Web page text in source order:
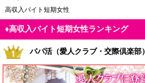
高収入バイト短期女性
♦高収入バイト短期女性ランキング
パパ活（愛人クラブ・交際倶楽部）